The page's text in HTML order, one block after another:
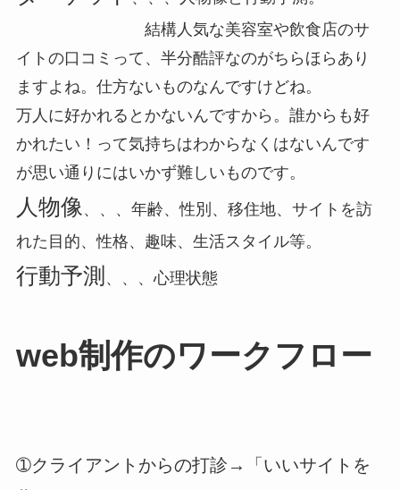
結構人気な美容室や飲食店のサ
イトの口コミって、半分酷評なのがちらほらあり
ますよね。仕方ないものなんですけどね。
万人に好かれるとかないんですから。誰からも好
かれたい！って気持ちはわからなくはないんです
が思い通りにはいかず難しいものです。
人物像 、、、年齢、性別、移住地、サイトを訪
れた目的、性格、趣味、生活スタイル等。
行動予測 、、、心理状態
web制作のワークフロー
➀クライアントからの打診→「いいサイトを